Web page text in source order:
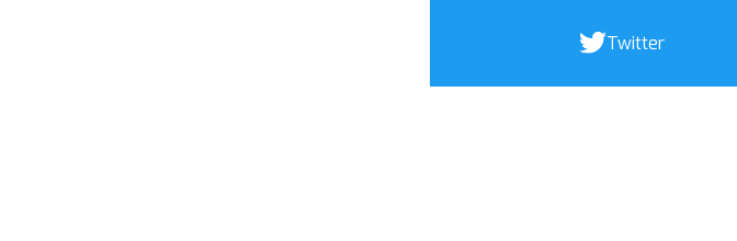
Twitter